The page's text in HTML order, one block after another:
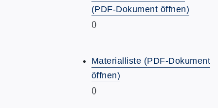
(PDF-Dokument öffnen)
()
Materialliste (PDF-Dokument
öffnen)
()